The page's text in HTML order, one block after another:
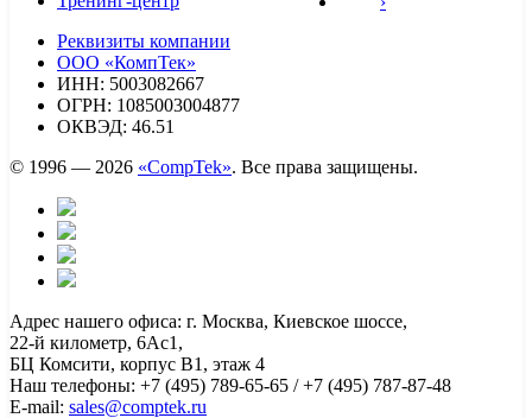
Реквизиты компании
ООО «КомпТек»
ИНН: 5003082667
ОГРН: 1085003004877
ОКВЭД: 46.51
© 1996 — 2026 «CompTek». Все права защищены.
Адрес нашего офиса: г. Москва, Киевское шоссе,
22-й километр, 6Ас1,
БЦ Комсити, корпус B1, этаж 4
Наш телефоны: +7 (495) 789-65-65 / +7 (495) 787-87-48
E-mail: sales@comptek.ru